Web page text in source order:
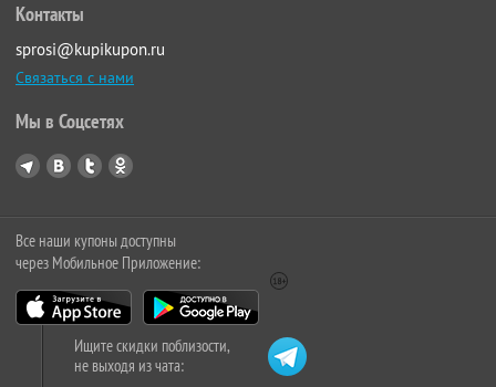
Контакты
sprosi@kupikupon.ru
Связаться с нами
Мы в Соцсетях
Все наши купоны доступны
через Мобильное Приложение:
Ищите скидки поблизости,
не выходя из чата: